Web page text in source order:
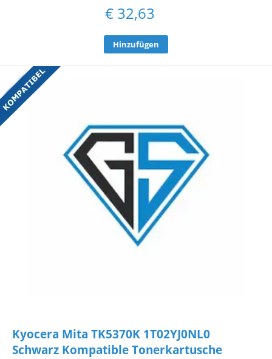
€ 32,63
Hinzufügen
Kyocera Mita TK5370K 1T02YJ0NL0
Schwarz Kompatible Tonerkartusche